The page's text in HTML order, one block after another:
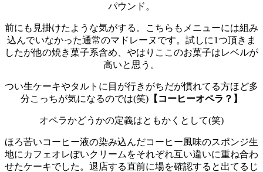
パウンド。
前にも見掛けたような気がする。
こちらもメニューには組み
込んでいなかった通常のマドレーヌです。 試しに1つ頂きま
したが他の焼き菓子系含め、やはりここのお菓子はレベルが
高いと思う。
つい生ケーキやタルトに目が行きがちだが慣れてる方ほど多
分こっちが気になるのでは(笑) 【コーヒーオペラ？】
オペラかどうかの定義はともかくとして(笑)
ほろ苦いコーヒー液の染み込んだコーヒー風味のスポンジ生
地にカフェオレぽいクリームをそれぞれ互い違いに重ね合わ
せたケーキでした。 退店する直前に場を確認すると出てるじ